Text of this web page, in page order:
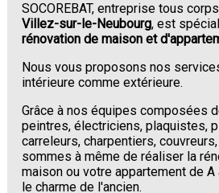
SOCOREBAT, entreprise tous
Villez-sur-le-Neubourg, est
rénovation de maison et
Nous vous proposons nos
intérieure comme extérieure.
Grâce à nos équipes composées
peintres, électriciens, plaquistes,
carreleurs, charpentiers,
sommes à même de réaliser la
maison ou votre appartement de A
le charme de l'ancien.